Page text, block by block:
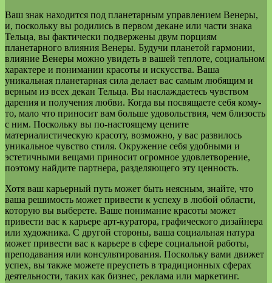
Ваш знак находится под планетарным управлением Венеры,
и, поскольку вы родились в первом декане или части знака
Тельца, вы фактически подвержены двум порциям
планетарного влияния Венеры. Будучи планетой гармонии,
влияние Венеры можно увидеть в вашей теплоте, социальном
характере и понимании красоты и искусства. Ваша
уникальная планетарная сила делает вас самым любящим и
верным из всех декан Тельца. Вы наслаждаетесь чувством
дарения и получения любви. Когда вы посвящаете себя кому-
то, мало что приносит вам больше удовольствия, чем близость
с ним. Поскольку вы по-настоящему цените
материалистическую красоту, возможно, у вас развилось
уникальное чувство стиля. Окружение себя удобными и
эстетичными вещами приносит огромное удовлетворение,
поэтому найдите партнера, разделяющего эту ценность.
Хотя ваш карьерный путь может быть неясным, знайте, что
ваша решимость может привести к успеху в любой области,
которую вы выберете. Ваше понимание красоты может
привести вас к карьере арт-куратора, графического дизайнера
или художника. С другой стороны, ваша социальная натура
может привести вас к карьере в сфере социальной работы,
преподавания или консультирования. Поскольку вами движет
успех, вы также можете преуспеть в традиционных сферах
деятельности, таких как бизнес, реклама или маркетинг.